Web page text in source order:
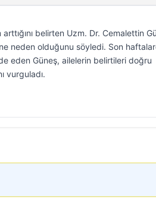
belirten Uzm. Dr. Cemalettin
neden olduğunu söyledi. Son
eden Güneş, ailelerin belirtileri doğru
vurguladı.